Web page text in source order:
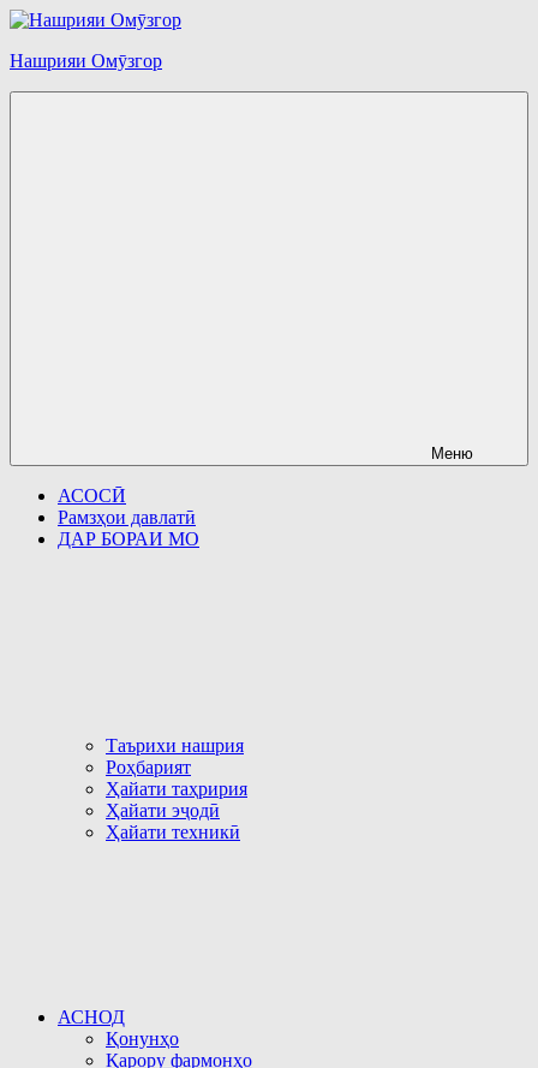
Перейти
содержимому
Нашрияи Омӯзгор
Меню
АСОСӢ
Рамзҳои давлатӣ
ДАР БОРАИ МО
Таърихи нашрия
Роҳбарият
Ҳайати таҳририя
Ҳайати эҷодӣ
Ҳайати техникӣ
АСНОД
Қонунҳо
Қарору фармонҳо